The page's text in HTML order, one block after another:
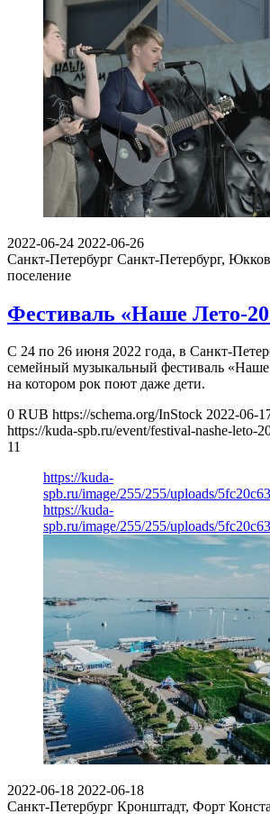
2022-06-24 2022-06-26
Санкт-Петербург Санкт-Петербург,
поселение
Фестиваль «Наше Лето-
С 24 по 26 июня 2022 года, в Санкт-
семейный музыкальный фестиваль
на котором рок поют даже дети.
0 RUB https://schema.org/InStock 2022-06-
https://kuda-spb.ru/event/festival-nashe-leto-
11
https://kuda-
spb.ru/image/255/255/uploads/
https://kuda-
spb.ru/image/255/255/uploads/
2022-06-18 2022-06-18
Санкт-Петербург Кронштадт, Форт